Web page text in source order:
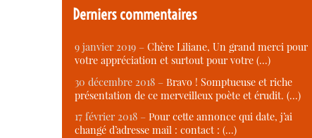
Derniers commentaires
9 janvier 2019 – Chère Liliane, Un grand merci pour
votre appréciation et surtout pour votre (…)
30 décembre 2018 – Bravo ! Somptueuse et riche
présentation de ce merveilleux poète et érudit. (…)
17 février 2018 – Pour cette annonce qui date, j’ai
changé d’adresse mail : contact : (…)